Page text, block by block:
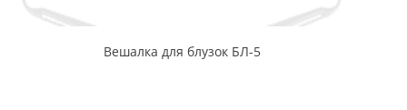
Вешалка для блузок БЛ-5